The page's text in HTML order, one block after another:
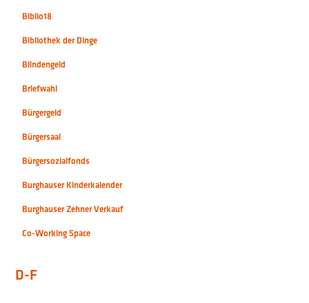
Biblio18
Bibliothek der Dinge
Blindengeld
Briefwahl
Bürgergeld
Bürgersaal
Bürgersozialfonds
Burghauser Kinderkalender
Burghauser Zehner Verkauf
Co-Working Space
D-F